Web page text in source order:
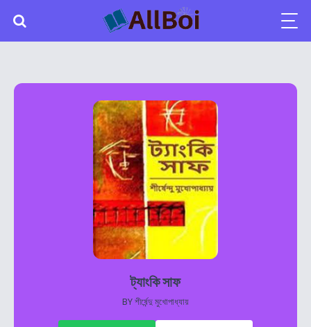
ট্যাংকি সাফ
BYশীর্ষেন্দু মুখোপাধ্যায়